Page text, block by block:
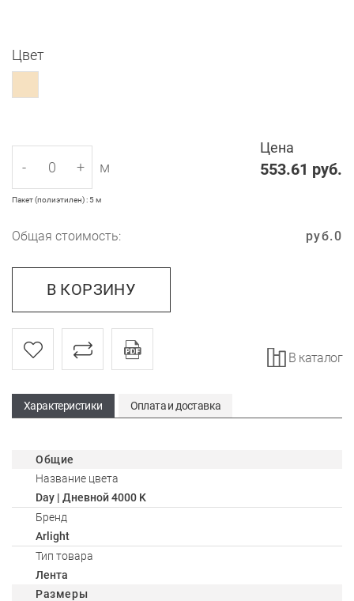
Цвет
Цена
553.61 руб.
- + м
Пакет (полиэтилен) : 5 м
Общая стоимость: 0
руб.
В КОРЗИНУ
В каталог
Характеристики Оплата и доставка
Общие
Название цвета
Day | Дневной 4000 K
Бренд
Arlight
Тип товара
Лента
Размеры